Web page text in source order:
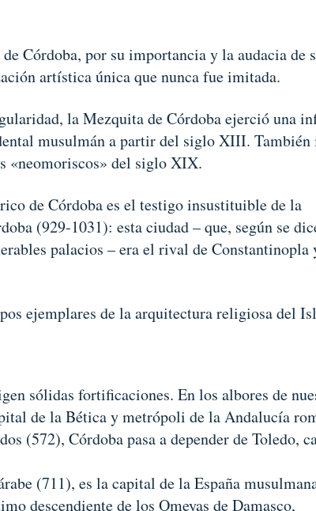
Córdoba, por su importancia y la audacia de
artística única que nunca fue imitada.
la Mezquita de Córdoba ejerció una
musulmán a partir del siglo XIII.
«neomoriscos» del siglo XIX.
de Córdoba es el testigo insustituible de la
(929-1031): esta ciudad – que, según se
palacios – era el rival de Constantinopla
ejemplares de la arquitectura religiosa del
sólidas fortificaciones. En los albores de
de la Bética y metrópoli de la Andalucía
(572), Córdoba pasa a depender de Toledo,
(711), es la capital de la España
descendiente de los Omeyas de Damasco,